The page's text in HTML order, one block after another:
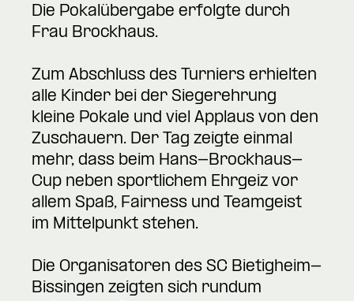
Die Pokalübergabe erfolgte durch
Frau Brockhaus.
Zum Abschluss des Turniers erhielten
alle Kinder bei der Siegerehrung
kleine Pokale und viel Applaus von den
Zuschauern. Der Tag zeigte einmal
mehr, dass beim Hans-Brockhaus-
Cup neben sportlichem Ehrgeiz vor
allem Spaß, Fairness und Teamgeist
im Mittelpunkt stehen.
Die Organisatoren des SC Bietigheim-
Bissingen zeigten sich rundum